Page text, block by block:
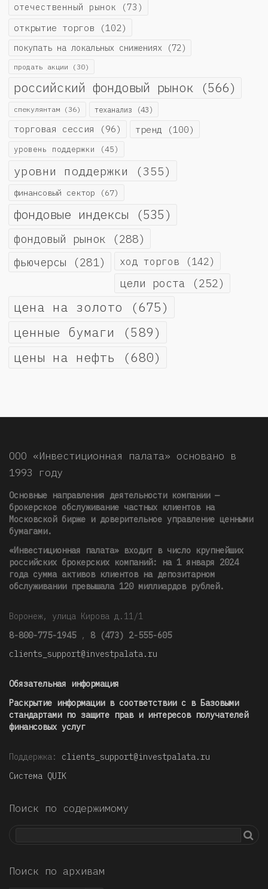
отечественный рынок (73)
открытие торгов (102)
покупать на локальных снижениях (72)
продать акции (30)
российский фондовый рынок (566)
спекулянтам (36) теханализ (43)
торговая сессия (96) тренд (100)
уровень поддержки (45)
уровни поддержки (355)
финансовый сектор (67)
фондовые индексы (535)
фондовый рынок (288)
фьючерсы (281) ход торгов (142)
цели роста (252)
цена на золото (675)
ценные бумаги (589)
цены на нефть (680)
ООО «Инвестиционная палата» основано в
1993 году
Основные направления деятельности компании —
брокерское обслуживание частных клиентов на
Московской бирже и доверительное управление ценными
бумагами.
«Инвестиционная палата» входит в число крупнейших
российских брокерских компаний: на 1 января 2024
года сумма активов клиентов на депозитарном
обслуживании превышала 120 миллиардов рублей.
Воронеж, улица Кирова д.11/1
8-800-775-1945 , 8 (473) 2-555-605
clients_support@investpalata.ru
Обязательная информация
Раскрытие информации в соответствии с в Базовыми
стандартами по защите прав и интересов получателей
финансовых услуг
Поддержка: clients_support@investpalata.ru
Система QUIK
Поиск по содержимому
Поиск по архивам